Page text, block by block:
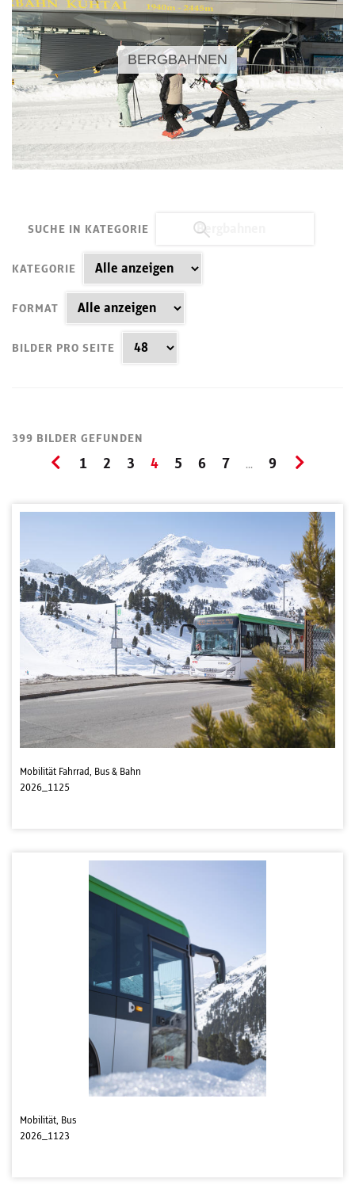
BERGBAHNEN
SUCHE IN KATEGORIE
KATEGORIE
FORMAT
BILDER PRO SEITE
399 BILDER GEFUNDEN
1 2 3 4 5 6 7 ... 9
Mobilität Fahrrad, Bus & Bahn
2026_1125
Mobilität, Bus
2026_1123